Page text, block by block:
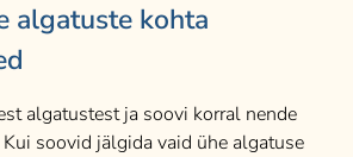
algatuste kohta
algatustest ja soovi korral nende
soovid jälgida vaid ühe algatuse